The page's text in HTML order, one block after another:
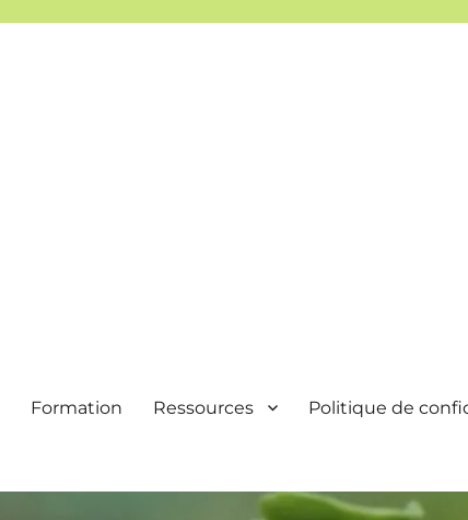
Formation Ressources Politique de